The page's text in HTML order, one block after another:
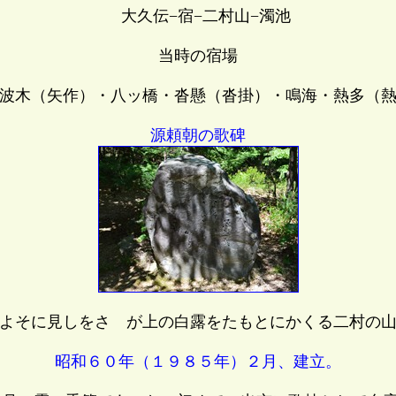
大久伝−宿−二村山−濁池
当時の宿場
（矢作）・八ッ橋・沓懸（沓掛）・鳴海・熱多（
源頼朝の歌碑
よそに見しをさゝが上の白露をたもとにかくる二村の山
昭和６０年（１９８５年）２月、建立。